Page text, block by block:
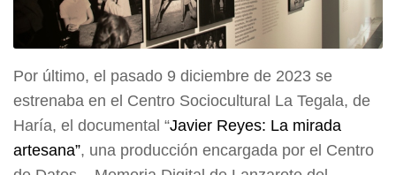
Por último, el pasado 9 diciembre de 2023 se
estrenaba en el Centro Sociocultural La Tegala, de
Haría, el documental “Javier Reyes: La mirada
artesana”, una producción encargada por el Centro